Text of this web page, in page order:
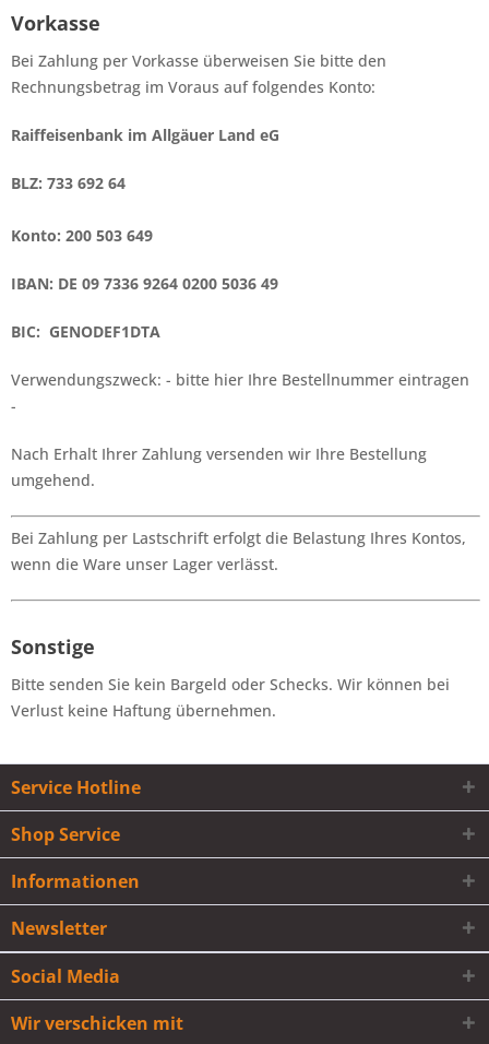
Vorkasse
Bei Zahlung per Vorkasse überweisen Sie bitte den
Rechnungsbetrag im Voraus auf folgendes Konto:
Raiffeisenbank im Allgäuer Land eG
BLZ: 733 692 64
Konto: 200 503 649
IBAN: DE 09 7336 9264 0200 5036 49
BIC: GENODEF1DTA
Verwendungszweck: - bitte hier Ihre Bestellnummer eintragen
-
Nach Erhalt Ihrer Zahlung versenden wir Ihre Bestellung
umgehend.
Bei Zahlung per Lastschrift erfolgt die Belastung Ihres Kontos,
wenn die Ware unser Lager verlässt.
Sonstige
Bitte senden Sie kein Bargeld oder Schecks. Wir können bei
Verlust keine Haftung übernehmen.
Service Hotline
Shop Service
Informationen
Newsletter
Social Media
Wir verschicken mit